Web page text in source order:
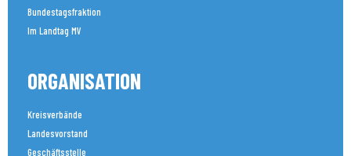
Bundestagsfraktion
Im Landtag MV
ORGANISATION
Kreisverbände
Landesvorstand
Geschäftsstelle